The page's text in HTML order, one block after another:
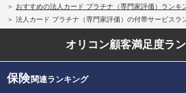
おすすめの法人カード プラチナ（専門家評価）ランキ
法人カード プラチナ（専門家評価）の付帯サービスラ
オリコン顧客満足度ラ
保険関連ランキング